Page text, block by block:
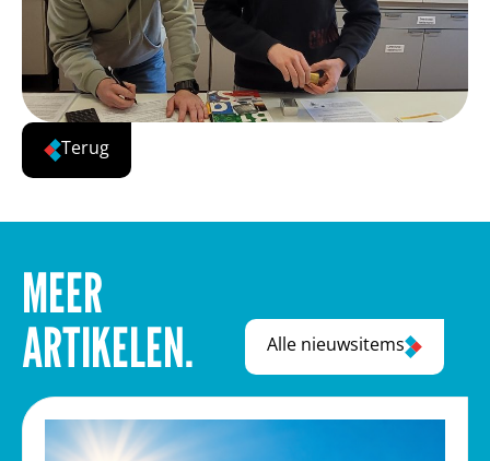
Terug
MEER
ARTIKELEN.
Alle nieuwsitems